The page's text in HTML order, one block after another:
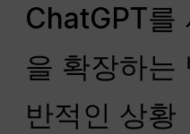
ChatGPT를
을 확장하는
반적인 상황